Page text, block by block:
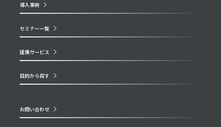
導入事例
セミナー一覧
提携サービス
目的から探す
お問い合わせ